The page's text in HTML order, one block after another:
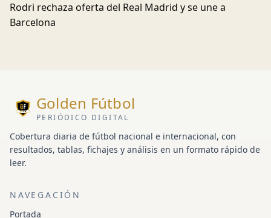
Rodri rechaza oferta del Real Madrid y se une a
Barcelona
Golden Fútbol
PERIÓDICO DIGITAL
Cobertura diaria de fútbol nacional e internacional, con
resultados, tablas, fichajes y análisis en un formato rápido de
leer.
NAVEGACIÓN
Portada